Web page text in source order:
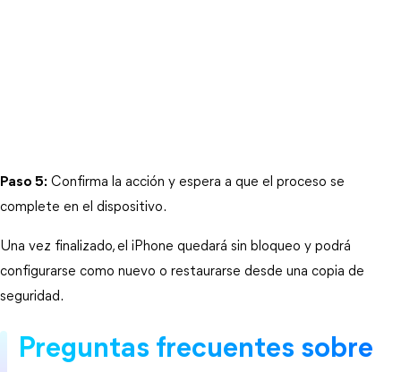
Paso 5: Confirma la acción y espera a que el proceso se
complete en el dispositivo.
Una vez finalizado, el iPhone quedará sin bloqueo y podrá
configurarse como nuevo o restaurarse desde una copia de
seguridad.
Preguntas frecuentes sobre